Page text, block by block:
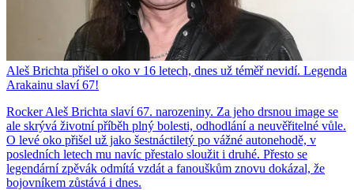
Aleš Brichta přišel o oko v 16 letech, dnes už téměř nevidí. Legenda
Arakainu slaví 67!
Rocker Aleš Brichta slaví 67. narozeniny. Za jeho drsnou image se
ale skrývá životní příběh plný bolesti, odhodlání a neuvěřitelné vůle.
O levé oko přišel už jako šestnáctiletý po vážné autonehodě, v
posledních letech mu navíc přestalo sloužit i druhé. Přesto se
legendární zpěvák odmítá vzdát a fanouškům znovu dokázal, že
bojovníkem zůstává i dnes.